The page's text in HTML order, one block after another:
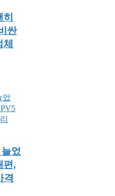
싼
었
편,
격